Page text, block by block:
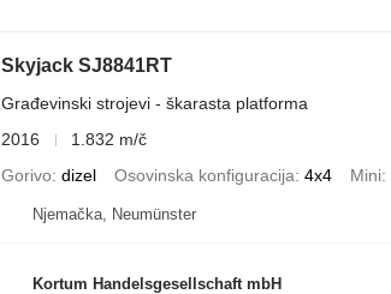
Skyjack SJ8841RT
Građevinski strojevi - škarasta platforma
2016
1.832 m/č
Gorivo dizel Osovinska konfiguracija 4x4 Mini
Njemačka, Neumünster
Kortum Handelsgesellschaft mbH